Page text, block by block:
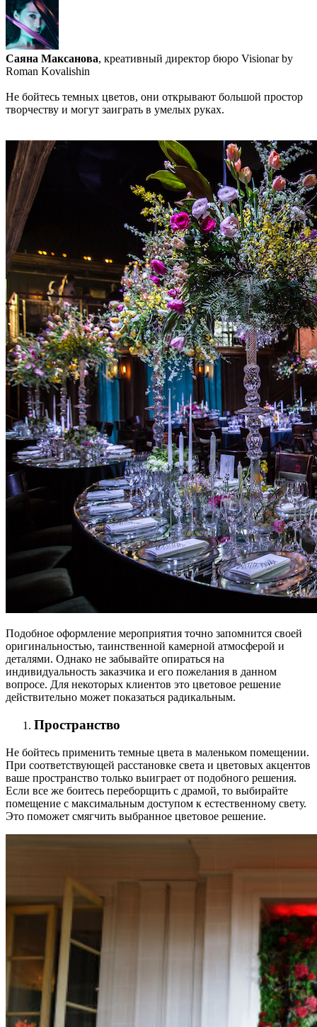
Саяна Максанова, креативный директор бюро Visionar by
Roman Kovalishin
Не бойтесь темных цветов, они открывают большой простор
творчеству и могут заиграть в умелых руках.
Подобное оформление мероприятия точно запомнится своей
оригинальностью, таинственной камерной атмосферой и
деталями. Однако не забывайте опираться на
индивидуальность заказчика и его пожелания в данном
вопросе. Для некоторых клиентов это цветовое решение
действительно может показаться радикальным.
Пространство
Не бойтесь применить темные цвета в маленьком помещении.
При соответствующей расстановке света и цветовых акцентов
ваше пространство только выиграет от подобного решения.
Если все же боитесь переборщить с драмой, то выбирайте
помещение с максимальным доступом к естественному свету.
Это поможет смягчить выбранное цветовое решение.